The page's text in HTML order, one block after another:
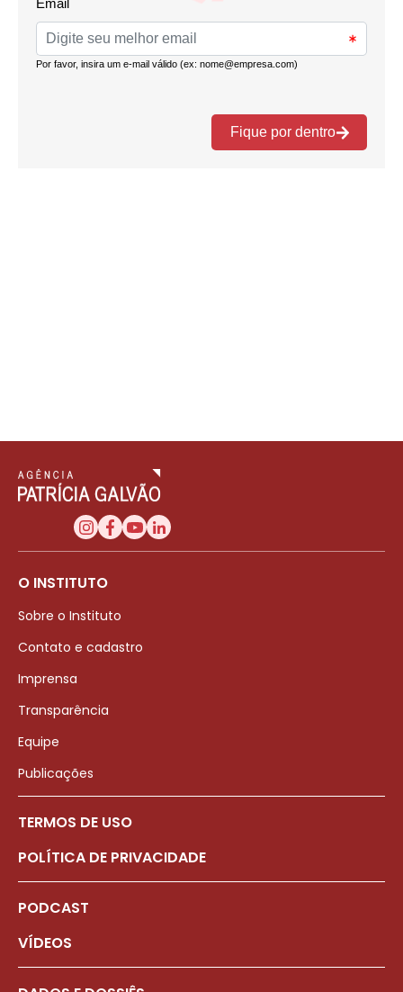
O INSTITUTO
Sobre o Instituto
Contato e cadastro
Imprensa
Transparência
Equipe
Publicações
TERMOS DE USO
POLÍTICA DE PRIVACIDADE
PODCAST
VÍDEOS